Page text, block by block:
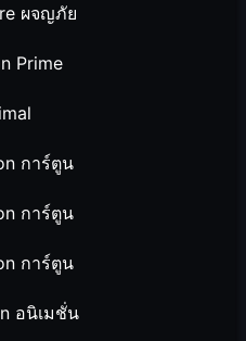
ผจญภัย
Prime
การ์ตูน
การ์ตูน
การ์ตูน
อนิเมชั่น